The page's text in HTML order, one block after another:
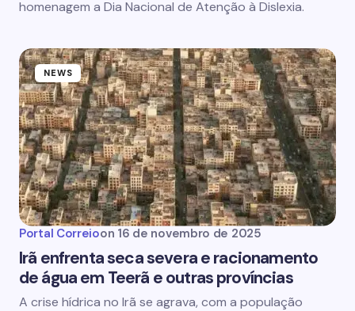
homenagem a Dia Nacional de Atenção à Dislexia.
NEWS
Portal Correioon 16 de novembro de 2025
Irã enfrenta seca severa e racionamento
de água em Teerã e outras províncias
A crise hídrica no Irã se agrava, com a população